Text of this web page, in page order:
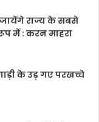
जायेंगे राज्य के सबसे
में : करन माहरा
के उड़ गए परखच्चे